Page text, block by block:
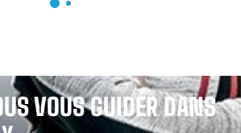
VOUS GUIDER DANS